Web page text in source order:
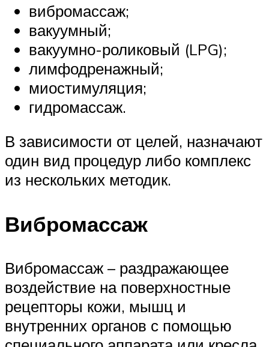
вибромассаж;
вакуумный;
вакуумно-роликовый (LPG);
лимфодренажный;
миостимуляция;
гидромассаж.
В зависимости от целей, назначают
один вид процедур либо комплекс
из нескольких методик.
Вибромассаж
Вибромассаж – раздражающее
воздействие на поверхностные
рецепторы кожи, мышц и
внутренних органов с помощью